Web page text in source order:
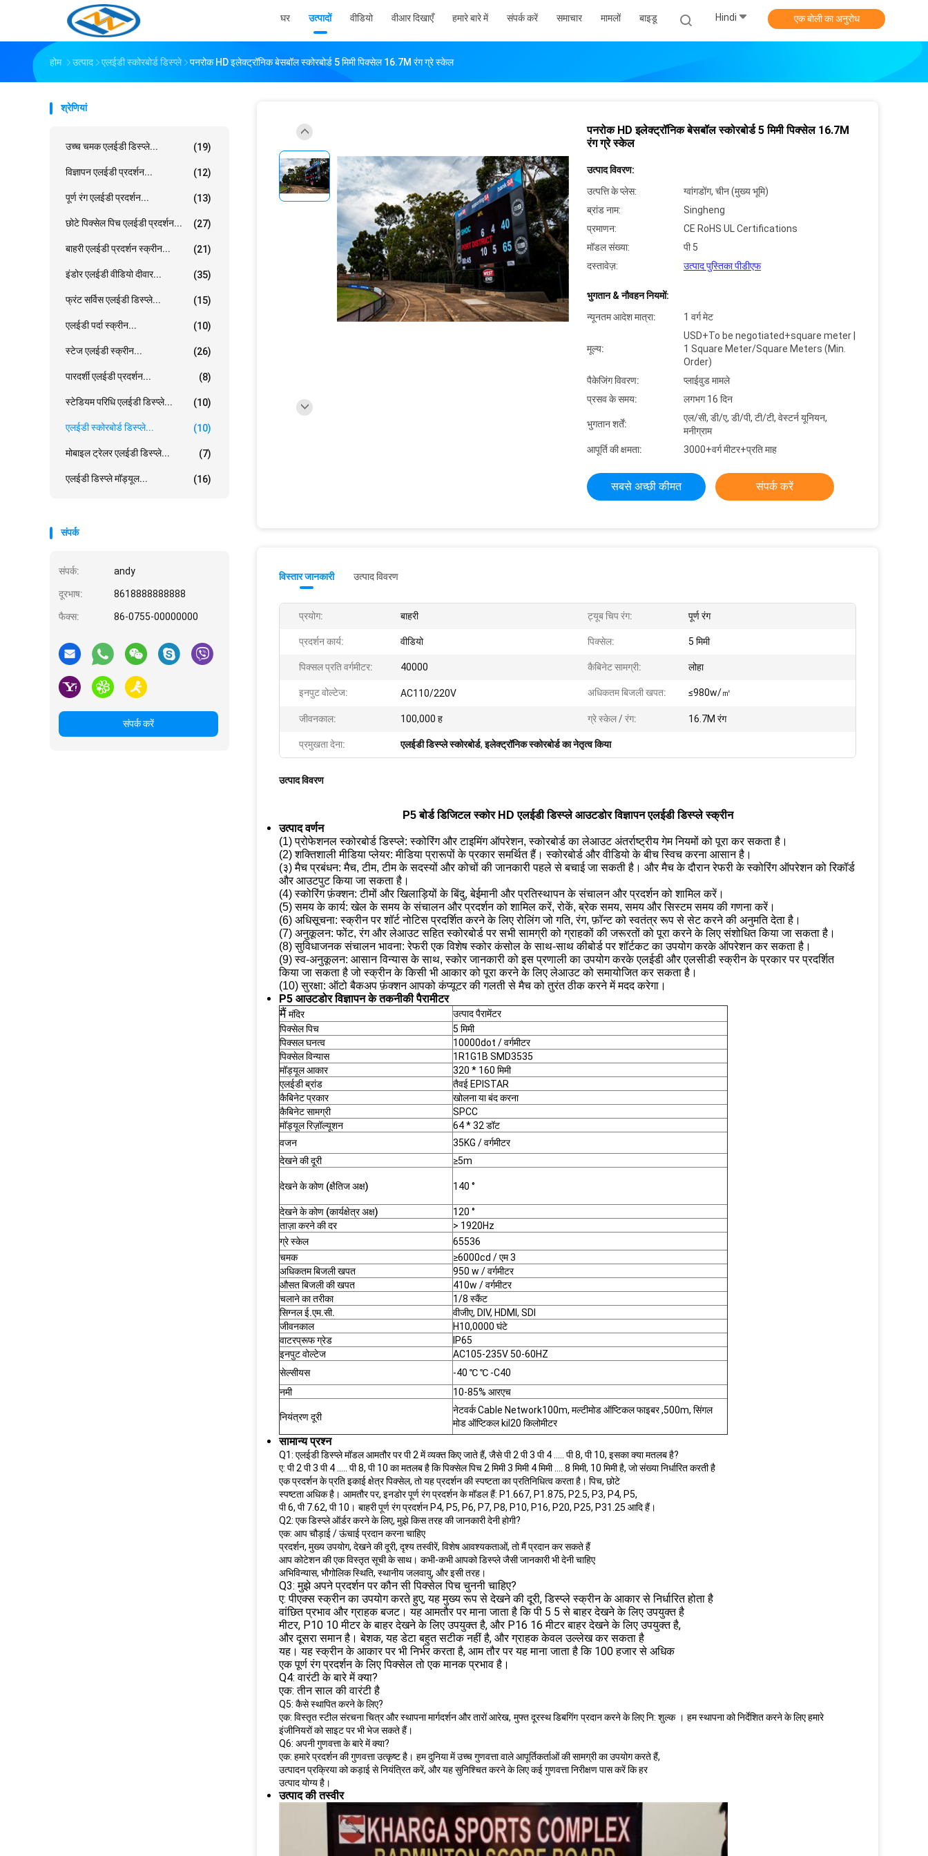
घर उत्पादों वीडियो वीआर दिखाएँ हमारे बारे में संपर्क करें समाचार मामलों बाइडू Hindi एक बोली का अनुरोध
होम उत्पाद एलईडी स्कोरबोर्ड डिस्प्ले पनरोक HD इलेक्ट्रॉनिक बेसबॉल स्कोरबोर्ड 5 मिमी पिक्सेल 16.7M रंग ग्रे स्केल
श्रेणियां
उच्च चमक एलईडी डिस्प्ले... (19)
विज्ञापन एलईडी प्रदर्शन... (12)
पूर्ण रंग एलईडी प्रदर्शन... (13)
छोटे पिक्सेल पिच एलईडी प्रदर्शन... (27)
बाहरी एलईडी प्रदर्शन स्क्रीन... (21)
इंडोर एलईडी वीडियो दीवार... (35)
फ्रंट सर्विस एलईडी डिस्प्ले... (15)
एलईडी पर्दा स्क्रीन... (10)
स्टेज एलईडी स्क्रीन... (26)
पारदर्शी एलईडी प्रदर्शन... (8)
स्टेडियम परिधि एलईडी डिस्प्ले... (10)
एलईडी स्कोरबोर्ड डिस्प्ले... (10)
मोबाइल ट्रेलर एलईडी डिस्प्ले... (7)
एलईडी डिस्प्ले मॉड्यूल... (16)
संपर्क
संपर्क: andy
दूरभाष: 8618888888888
फैक्स: 86-0755-00000000
संपर्क करें
पनरोक HD इलेक्ट्रॉनिक बेसबॉल स्कोरबोर्ड 5 मिमी पिक्सेल 16.7M
रंग ग्रे स्केल
उत्पाद विवरण:
उत्पत्ति के प्लेस:
ग्वांगडोंग, चीन (मुख्य भूमि)
ब्रांड नाम:
Singheng
प्रमाणन:
CE RoHS UL Certifications
मॉडल संख्या:
पी 5
दस्तावेज़:
उत्पाद पुस्तिका पीडीएफ
भुगतान & नौवहन नियमों:
न्यूनतम आदेश मात्रा:
1 वर्ग मेट
मूल्य:
USD+To be negotiated+square meter |
1 Square Meter/Square Meters (Min.
Order)
पैकेजिंग विवरण:
प्लाईवुड मामले
प्रसव के समय:
लगभग 16 दिन
भुगतान शर्तें:
एल/सी, डी/ए, डी/पी, टी/टी, वेस्टर्न यूनियन,
मनीग्राम
आपूर्ति की क्षमता:
3000+वर्ग मीटर+प्रति माह
सबसे अच्छी कीमत संपर्क करें
विस्तार जानकारी उत्पाद विवरण
प्रयोग: बाहरी ट्यूब चिप रंग: पूर्ण रंग
प्रदर्शन कार्य: वीडियो पिक्सेल: 5 मिमी
पिक्सल प्रति वर्गमीटर: 40000 कैबिनेट सामग्री: लोहा
इनपुट वोल्टेज: AC110/220V अधिकतम बिजली खपत: ≤980w/㎡
जीवनकाल: 100,000 ह ग्रे स्केल / रंग: 16.7M रंग
प्रमुखता देना: एलईडी डिस्प्ले स्कोरबोर्ड,इलेक्ट्रॉनिक स्कोरबोर्ड का नेतृत्व किया
उत्पाद विवरण
P5 बोर्ड डिजिटल स्कोर HD एलईडी डिस्प्ले आउटडोर विज्ञापन एलईडी डिस्प्ले स्क्रीन
उत्पाद वर्णन
(1) प्रोफेशनल स्कोरबोर्ड डिस्प्ले: स्कोरिंग और टाइमिंग ऑपरेशन, स्कोरबोर्ड का लेआउट अंतर्राष्ट्रीय गेम नियमों को पूरा कर सकता है।
(2) शक्तिशाली मीडिया प्लेयर: मीडिया प्रारूपों के प्रकार समर्थित हैं। स्कोरबोर्ड और वीडियो के बीच स्विच करना आसान है।
(३) मैच प्रबंधन: मैच, टीम, टीम के सदस्यों और कोचों की जानकारी पहले से बचाई जा सकती है। और मैच के दौरान रेफरी के स्कोरिंग ऑपरेशन को रिकॉर्ड
और आउटपुट किया जा सकता है।
(4) स्कोरिंग फ़ंक्शन: टीमों और खिलाड़ियों के बिंदु, बेईमानी और प्रतिस्थापन के संचालन और प्रदर्शन को शामिल करें।
(5) समय के कार्य: खेल के समय के संचालन और प्रदर्शन को शामिल करें, रोकें, ब्रेक समय, समय और सिस्टम समय की गणना करें।
(6) अधिसूचना: स्क्रीन पर शॉर्ट नोटिस प्रदर्शित करने के लिए रोलिंग जो गति, रंग, फ़ॉन्ट को स्वतंत्र रूप से सेट करने की अनुमति देता है।
(7) अनुकूलन: फोंट, रंग और लेआउट सहित स्कोरबोर्ड पर सभी सामग्री को ग्राहकों की जरूरतों को पूरा करने के लिए संशोधित किया जा सकता है।
(8) सुविधाजनक संचालन भावना: रेफरी एक विशेष स्कोर कंसोल के साथ-साथ कीबोर्ड पर शॉर्टकट का उपयोग करके ऑपरेशन कर सकता है।
(9) स्व-अनुकूलन: आसान विन्यास के साथ, स्कोर जानकारी को इस प्रणाली का उपयोग करके एलईडी और एलसीडी स्क्रीन के प्रकार पर प्रदर्शित
किया जा सकता है जो स्क्रीन के किसी भी आकार को पूरा करने के लिए लेआउट को समायोजित कर सकता है।
(10) सुरक्षा: ऑटो बैकअप फ़ंक्शन आपको कंप्यूटर की गलती से मैच को तुरंत ठीक करने में मदद करेगा।
P5 आउटडोर विज्ञापन केतकनीकी पैरामीटर
मैंमंदिर
उत्पाद पैरामेंटर
पिक्सेल पिच
5 मिमी
पिक्सल घनत्व
10000dot / वर्गमीटर
पिक्सेल विन्यास
1R1G1B SMD3535
मॉड्यूल आकार
320 * 160 मिमी
एलईडी ब्रांड
तैवई EPISTAR
कैबिनेट प्रकार
खोलना या बंद करना
कैबिनेट सामग्री
SPCC
मॉड्यूल रिज़ॉल्यूशन
64 * 32 डॉट
वजन
35KG / वर्गमीटर
देखने की दूरी
≥5m
देखने के कोण (क्षैतिज अक्ष) 140 °
देखने के कोण (कार्यक्षेत्र अक्ष)
120 °
ताज़ा करने की दर
> 1920Hz
ग्रे स्केल
65536
चमक
≥6000cd / एम 3
अधिकतम बिजली खपत
950 w / वर्गमीटर
औसत बिजली की खपत
410w / वर्गमीटर
चलाने का तरीका
1/8 स्कैंट
सिग्नल ई.एम.सी.
वीजीए, DIV, HDMI, SDI
जीवनकाल
H10,0000 घंटे
वाटरप्रूफ ग्रेड
IP65
इनपुट वोल्टेज
AC105-235V 50-60HZ
सेल्सीयस
-40 ℃ ℃ -C40
नमी
10-85% आरएच
नियंत्रण दूरी
नेटवर्क Cable Network100m, मल्टीमोड ऑप्टिकल फाइबर ,500m, सिंगल
मोड ऑप्टिकल kil20 किलोमीटर
सामान्य प्रश्न
Q1: एलईडी डिस्प्ले मॉडल आमतौर पर पी 2 में व्यक्त किए जाते हैं, जैसे पी 2 पी 3 पी 4 ..... पी 8, पी 10, इसका क्या मतलब है?
ए: पी 2 पी 3 पी 4 ..... पी 8, पी 10 का मतलब है कि पिक्सेल पिच 2 मिमी 3 मिमी 4 मिमी .... 8 मिमी, 10 मिमी है, जो संख्या निर्धारित करती है
एक प्रदर्शन के प्रति इकाई क्षेत्र पिक्सेल, तो यह प्रदर्शन की स्पष्टता का प्रतिनिधित्व करता है। पिच, छोटे
स्पष्टता अधिक है। आमतौर पर, इनडोर पूर्ण रंग प्रदर्शन के मॉडल हैं: P1.667, P1.875, P2.5, P3, P4, P5,
पी 6, पी 7.62, पी 10। बाहरी पूर्ण रंग प्रदर्शन P4, P5, P6, P7, P8, P10, P16, P20, P25, P31.25 आदि हैं।
Q2: एक डिस्प्ले ऑर्डर करने के लिए, मुझे किस तरह की जानकारी देनी होगी?
एक: आप चौड़ाई / ऊंचाई प्रदान करना चाहिए
प्रदर्शन, मुख्य उपयोग, देखने की दूरी, दृश्य तस्वीरें, विशेष आवश्यकताओं, तो मैं प्रदान कर सकते हैं
आप कोटेशन की एक विस्तृत सूची के साथ। कभी-कभी आपको डिस्प्ले जैसी जानकारी भी देनी चाहिए
अभिविन्यास, भौगोलिक स्थिति, स्थानीय जलवायु, और इसी तरह।
Q3: मुझे अपने प्रदर्शन पर कौन सी पिक्सेल पिच चुननी चाहिए?
ए: पीएक्स स्क्रीन का उपयोग करते हुए, यह मुख्य रूप से देखने की दूरी, डिस्प्ले स्क्रीन के आकार से निर्धारित होता है
वांछित प्रभाव और ग्राहक बजट। यह आमतौर पर माना जाता है कि पी 5 5 से बाहर देखने के लिए उपयुक्त है
मीटर, P10 10 मीटर के बाहर देखने के लिए उपयुक्त है, और P16 16 मीटर बाहर देखने के लिए उपयुक्त है,
और दूसरा समान है। बेशक, यह डेटा बहुत सटीक नहीं है, और ग्राहक केवल उल्लेख कर सकता है
यह। यह स्क्रीन के आकार पर भी निर्भर करता है, आम तौर पर यह माना जाता है कि 100 हजार से अधिक
एक पूर्ण रंग प्रदर्शन के लिए पिक्सेल तो एक मानक प्रभाव है।
Q4: वारंटी के बारे में क्या?
एक: तीन साल की वारंटी है
Q5: कैसे स्थापित करने के लिए?
एक: विस्तृत स्टील संरचना चित्र और स्थापना मार्गदर्शन और तारों आरेख, मुफ्त दूरस्थ डिबगिंग प्रदान करने के लिए नि: शुल्क । हम स्थापना को निर्देशित करने के लिए हमारे
इंजीनियरों को साइट पर भी भेज सकते हैं।
Q6: अपनी गुणवत्ता के बारे में क्या?
एक: हमारे प्रदर्शन की गुणवत्ता उत्कृष्ट है। हम दुनिया में उच्च गुणवत्ता वाले आपूर्तिकर्ताओं की सामग्री का उपयोग करते हैं,
उत्पादन प्रक्रिया को कड़ाई से नियंत्रित करें, और यह सुनिश्चित करने के लिए कई गुणवत्ता निरीक्षण पास करें कि हर
उत्पाद योग्य है।
उत्पाद की तस्वीर